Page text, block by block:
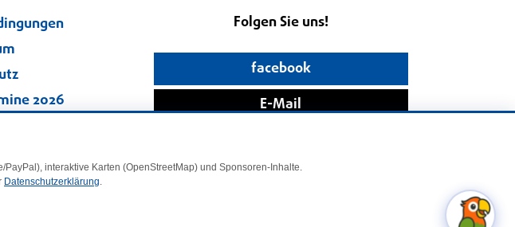
2026
Folgen Sie uns!
facebook
E-Mail
interaktive Karten (OpenStreetMap) und Sponsoren-Inhalte.
Datenschutzerklärung.